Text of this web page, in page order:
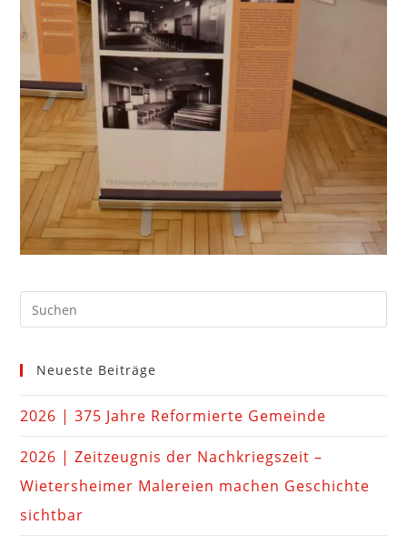
Neueste Beiträge
2026 | 375 Jahre Reformierte Gemeinde
2026 | Zeitzeugnis der Nachkriegszeit –
Wietersheimer Malereien machen Geschichte
sichtbar